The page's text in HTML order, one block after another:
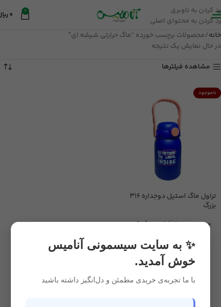
رد کردن به ناوبری
رد کردن به محتوای اصلی
0
0
خانه محصولات برچسب خورده “ماگ حرارتی شیشه ای”
در حال نمایش یک نتیجه
مشاهده فیلترها
ناموجود
تراول ماگ استیل دوجداره 316
بزرگ
سیسمونی,غذا خوری,قمقمه و
4,900,000ریال
✨ به سایت سیسمونی آنامیس
خوش آمدید.
با ما تجربه‌ی خریدی مطمئن و دل‌انگیز داشته باشید